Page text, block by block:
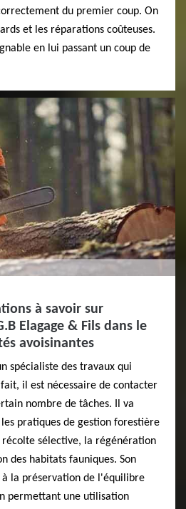
du premier coup. On
et les réparations coûteuses.
en lui passant un coup de
à savoir sur
Elagage & Fils dans le
avoisinantes
spécialiste des travaux qui
il est nécessaire de contacter
nombre de tâches. Il va
pratiques de gestion forestière
sélective, la régénération
des habitats fauniques. Son
la préservation de l'équilibre
permettant une utilisation